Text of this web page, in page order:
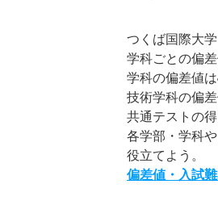
つくば国際大
学科ごとの偏
学科の偏差値は
技術学科の偏
共通テストの
各学部・学科
役立てよう。
偏差値・入試